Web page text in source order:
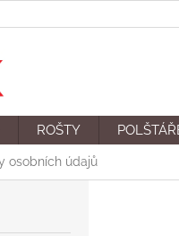
ROŠTY
osobních údajů